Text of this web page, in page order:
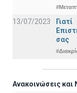
13/07/2023
σας
Ανακοινώσεις και